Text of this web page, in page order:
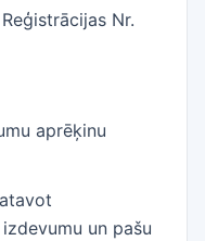
Nr.
aprēķinu
un pašu